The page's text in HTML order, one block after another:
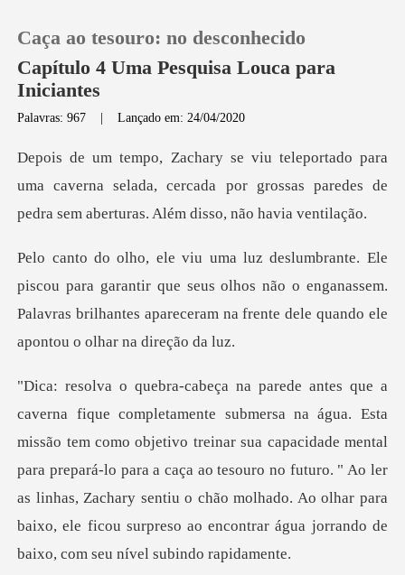
Loja
Sair
Baixar App
Caça ao tesouro: no desconhecido
Capítulo 4 Uma Pesquisa Louca para
Iniciantes
Palavras: 967 |Lançado em: 24/04/2020
uma caverna selada, cercada por grossas paredes de
p
garantir que seus olhos não o enganassem.
Palavras brilhantes apar
tivo treinar sua capacidade mental
para prepará-lo para a caça ao tesouro no futuro. " Ao ler
as linhas, Zachary sentiu o ch